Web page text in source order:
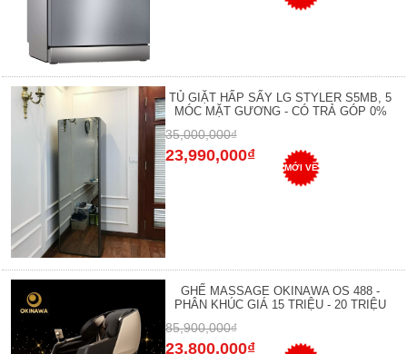
TỦ GIẶT HẤP SẤY LG STYLER S5MB, 5
MÓC MẶT GƯƠNG - CÓ TRẢ GÓP 0%
35,000,000₫
23,990,000₫
MỚI VỀ
GHẾ MASSAGE OKINAWA OS 488 -
PHÂN KHÚC GIÁ 15 TRIỆU - 20 TRIỆU
85,900,000₫
23,800,000₫